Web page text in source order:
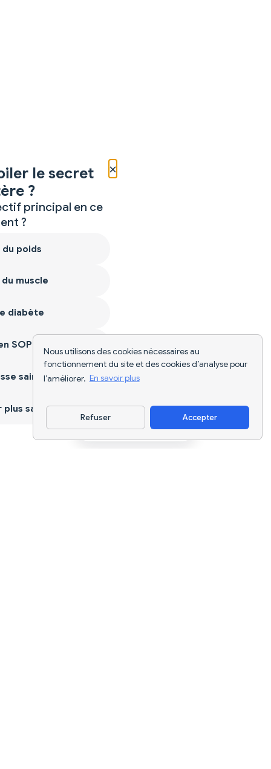
Nous utilisons des cookies nécessaires au
fonctionnement du site et des cookies d’analyse pour
l’améliorer. En savoir plus
Refuser Accepter
Télécharger l'appli
×
le secret
?
principal en ce
?
poids
muscle
diabète
SOPK
saine
sain